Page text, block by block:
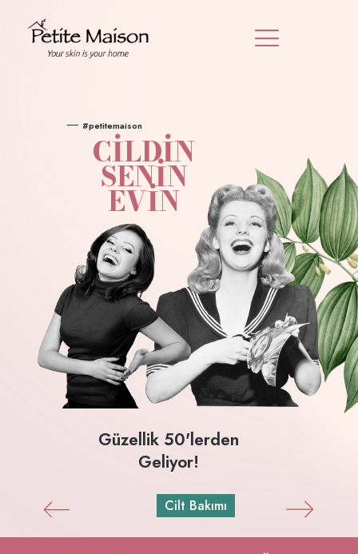
#petitemaison
Güzellik 50'lerden
Geliyor!
CİLDİN
SENİN
EVİN
Cilt Bakımı